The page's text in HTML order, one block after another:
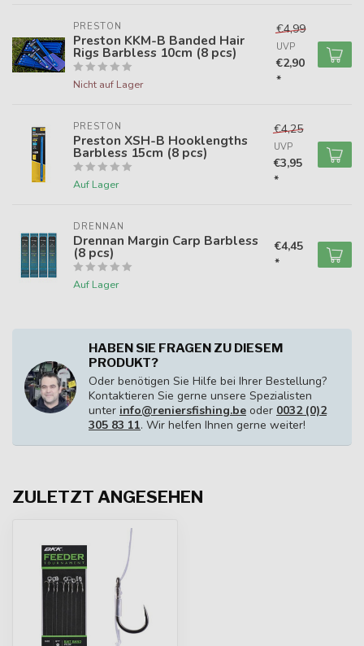
PRESTON
Preston KKM-B Banded Hair
Rigs Barbless 10cm (8 pcs)
Nicht auf Lager
€4,99
UVP
€2,90
*
PRESTON
Preston XSH-B Hooklengths
Barbless 15cm (8 pcs)
Auf Lager
€4,25
UVP
€3,95
*
DRENNAN
Drennan Margin Carp Barbless
(8 pcs)
Auf Lager
€4,45
*
HABEN SIE FRAGEN ZU DIESEM
PRODUKT?
Oder benötigen Sie Hilfe bei Ihrer Bestellung?
Kontaktieren Sie gerne unsere Spezialisten
unter info@reniersfishing.be oder 0032 (0)2
305 83 11. Wir helfen Ihnen gerne weiter!
ZULETZT ANGESEHEN